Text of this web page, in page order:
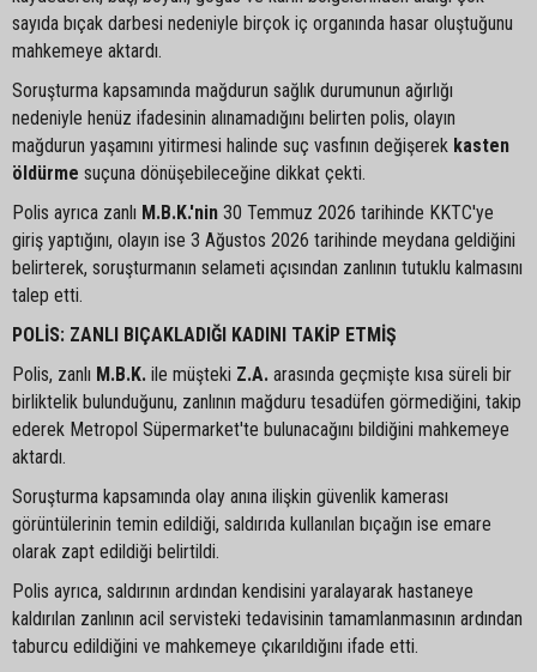
sayıda bıçak darbesi nedeniyle birçok iç organında hasar oluştuğunu
mahkemeye aktardı.
Soruşturma kapsamında mağdurun sağlık durumunun ağırlığı
nedeniyle henüz ifadesinin alınamadığını belirten polis, olayın
mağdurun yaşamını yitirmesi halinde suç vasfının değişerek kasten
öldürme suçuna dönüşebileceğine dikkat çekti.
Polis ayrıca zanlı M.B.K.'nin 30 Temmuz 2026 tarihinde KKTC'ye
giriş yaptığını, olayın ise 3 Ağustos 2026 tarihinde meydana geldiğini
belirterek, soruşturmanın selameti açısından zanlının tutuklu kalmasını
talep etti.
POLİS: ZANLI BIÇAKLADIĞI KADINI TAKİP ETMİŞ
Polis, zanlı M.B.K. ile müşteki Z.A. arasında geçmişte kısa süreli bir
birliktelik bulunduğunu, zanlının mağduru tesadüfen görmediğini, takip
ederek Metropol Süpermarket'te bulunacağını bildiğini mahkemeye
aktardı.
Soruşturma kapsamında olay anına ilişkin güvenlik kamerası
görüntülerinin temin edildiği, saldırıda kullanılan bıçağın ise emare
olarak zapt edildiği belirtildi.
Polis ayrıca, saldırının ardından kendisini yaralayarak hastaneye
kaldırılan zanlının acil servisteki tedavisinin tamamlanmasının ardından
taburcu edildiğini ve mahkemeye çıkarıldığını ifade etti.